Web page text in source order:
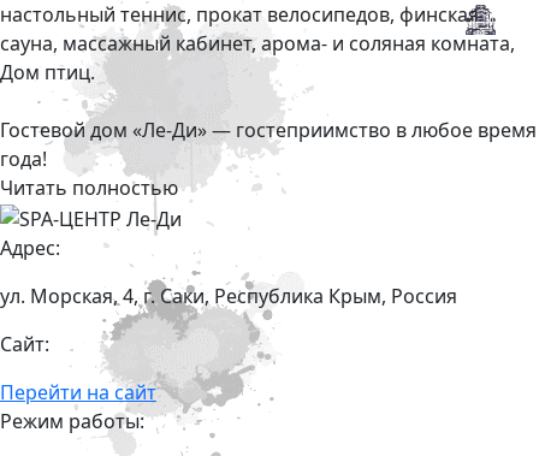
настольный теннис, прокат велосипедов, финская
сауна, массажный кабинет, арома- и соляная комната,
Дом птиц.
Гостевой дом «Ле-Ди» — гостеприимство в любое время
года!
Читать полностью
Адрес:
ул. Морская, 4, г. Саки, Республика Крым, Россия
Сайт:
Перейти на сайт
Режим работы: